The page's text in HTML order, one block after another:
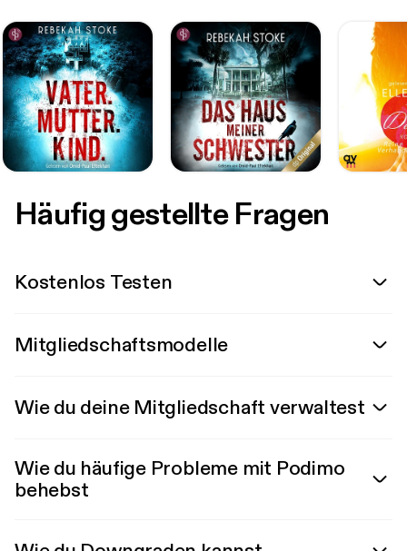
Häufig gestellte Fragen
Kostenlos Testen
Mitgliedschaftsmodelle
Wie du deine Mitgliedschaft verwaltest
Wie du häufige Probleme mit Podimo
behebst